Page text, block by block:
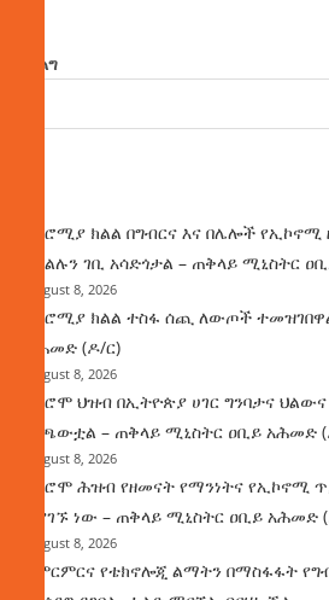
ፈልግ
በኦሮሚያ ክልል በግብርና እና በሌሎች
የክልሉን ገቢ አሳድጎታል – ጠቅላይ ሚኒስትር
August 8, 2026
በኦሮሚያ ክልል ተስፋ ሰጪ ለውጦች
አሕመድ (ዶ/ር)
August 8, 2026
የኦሮሞ ህዝብ በኢትዮጵያ ሀገር ግንባታና
ተጫውቷል – ጠቅላይ ሚኒስትር ዐቢይ አሕመድ
August 8, 2026
የኦሮሞ ሕዝብ የዘመናት የማንነትና የኢኮኖሚ
እያገኙ ነው – ጠቅላይ ሚኒስትር ዐቢይ አሕመድ
August 8, 2026
የምርምርና የቴክኖሎጂ ልማትን በማስፋፋት